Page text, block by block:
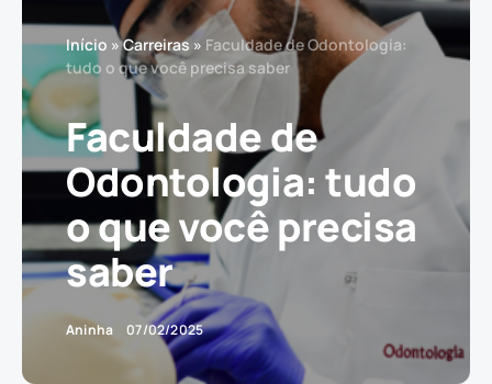
Início »Carreiras » Faculdade de Odontologia:
tudo o que você precisa saber
Faculdade de
Odontologia: tudo
o que você precisa
saber
Aninha 07/02/2025